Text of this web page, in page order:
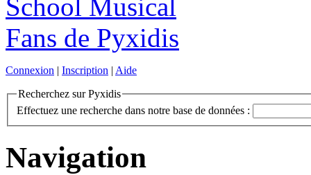
Connexion | Inscription | Aide
Recherchez sur Pyxidis
Effectuez une recherche dans notre base de données :
Navigation